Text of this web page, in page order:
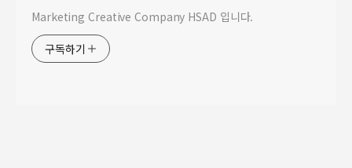
Marketing Creative Company HSAD 입니다.
구독하기